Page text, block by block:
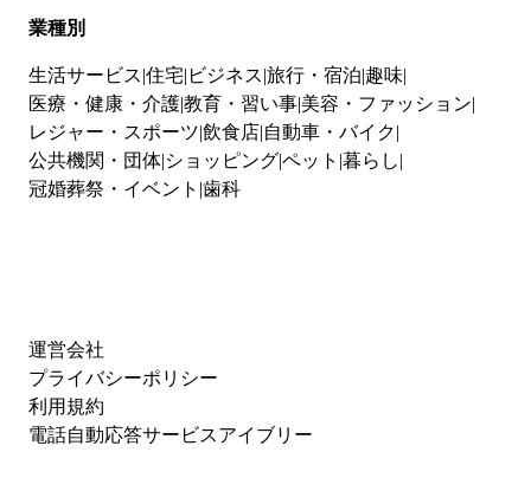
業種別
生活サービス 住宅 ビジネス 旅行・宿泊 趣味
医療・健康・介護教育・習い事 美容・ファッション
レジャー・スポーツ 飲食店 自動車・バイク
公共機関・団体 ショッピングペット 暮らし
冠婚葬祭・イベント 歯科
運営会社
プライバシーポリシー
利用規約
電話自動応答サービスアイブリー